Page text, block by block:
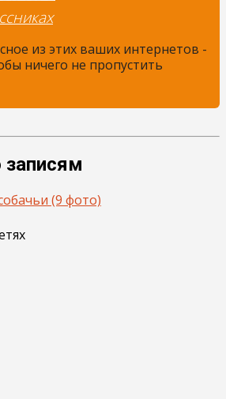
из этих ваших интернетов -
ничего не пропустить
записям
(9 фото)